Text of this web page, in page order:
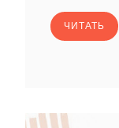
ЧИТАТЬ